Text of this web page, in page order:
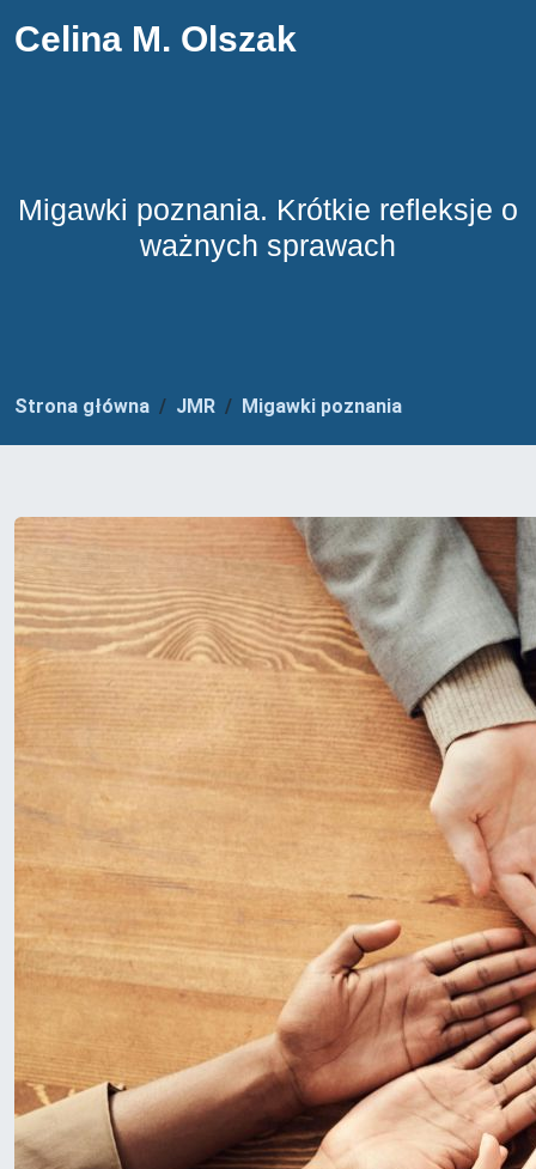
Celina M. Olszak
Migawki poznania. Krótkie refleksje o
ważnych sprawach
Strona główna JMR Migawki poznania